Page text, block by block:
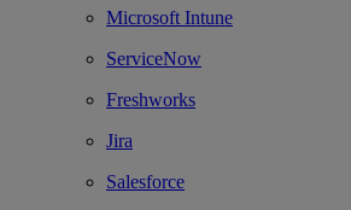
Microsoft Intune
ServiceNow
Freshworks
Jira
Salesforce